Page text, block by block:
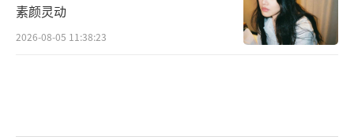
素颜灵动
2026-08-05 11:38:23